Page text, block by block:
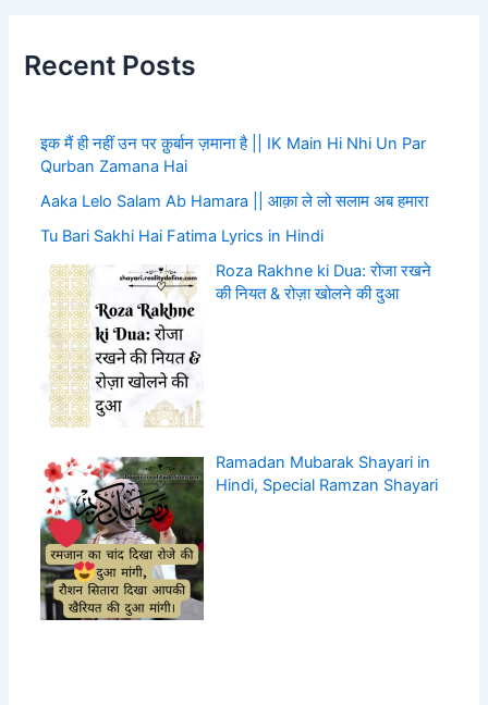
Recent Posts
इक मैं ही नहीं उन पर क़ुर्बान ज़माना है || IK Main Hi Nhi Un Par
Qurban Zamana Hai
Aaka Lelo Salam Ab Hamara || आक़ा ले लो सलाम अब हमारा
Tu Bari Sakhi Hai Fatima Lyrics in Hindi
Roza Rakhne ki Dua: रोजा रखने
की नियत & रोज़ा खोलने की दुआ
Ramadan Mubarak Shayari in
Hindi, Special Ramzan Shayari